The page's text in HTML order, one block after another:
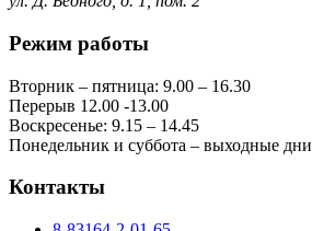
Режим работы
Вторник – пятница: 9.00 – 16.30
Перерыв 12.00 -13.00
Воскресенье: 9.15 – 14.45
Понедельник и суббота – выходные дни
Контакты